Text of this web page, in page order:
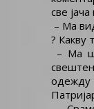
све
– Ма
? Какву
– Ма